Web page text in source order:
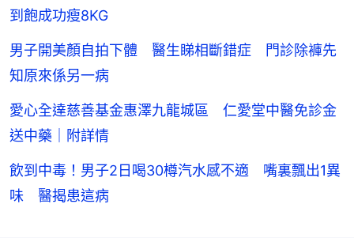
到飽成功瘦8KG
男子開美顏自拍下體 醫生睇相斷錯症 門診除褲先
知原來係另一病
愛心全達慈善基金惠澤九龍城區 仁愛堂中醫免診金
送中藥｜附詳情
飲到中毒！男子2日喝30樽汽水感不適 嘴裏飄出1異
味 醫揭患這病